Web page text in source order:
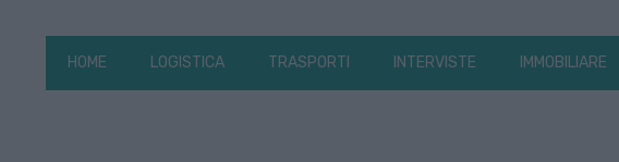
HOME LOGISTICA TRASPORTI INTERVISTE IMMOBILIARE